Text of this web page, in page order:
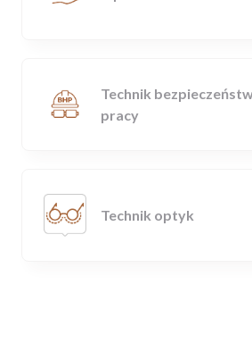
Technik
pracy
Technik optyk